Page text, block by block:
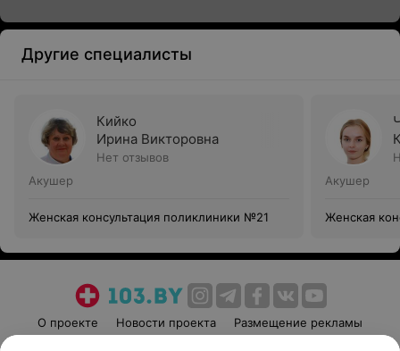
Другие специалисты
Кийко
Ирина Викторовна
Нет отзывов
Акушер
Женская консультация поликлиники №21
Акушер
Женская
О проекте Новости проекта
Размещение рекламы